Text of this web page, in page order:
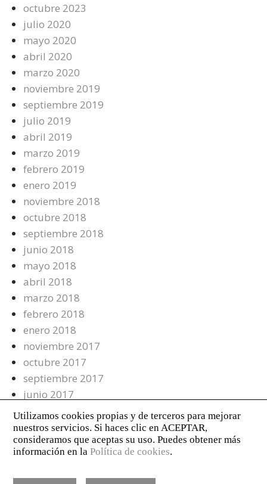
octubre 2023
julio 2020
mayo 2020
abril 2020
marzo 2020
noviembre 2019
septiembre 2019
julio 2019
abril 2019
marzo 2019
febrero 2019
enero 2019
noviembre 2018
octubre 2018
septiembre 2018
junio 2018
mayo 2018
abril 2018
marzo 2018
febrero 2018
enero 2018
noviembre 2017
octubre 2017
septiembre 2017
junio 2017
mayo 2017
abril 2017
marzo 2017
febrero 2017